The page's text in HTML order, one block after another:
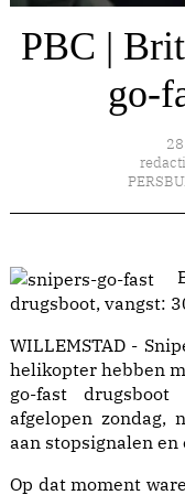
PBC |
go-
drugsboot, vangst:
WILLEMSTAD -
helikopter hebben
go-fast
afgelopen zondag,
aan stopsignalen en
Op dat moment